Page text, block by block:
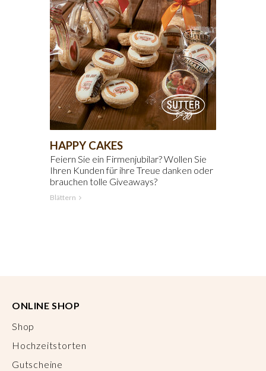
HAPPY CAKES
Feiern Sie ein Firmenjubilar? Wollen Sie
Ihren Kunden für ihre Treue danken oder
brauchen tolle Giveaways?
Blättern
ONLINE SHOP
Shop
Hochzeitstorten
Gutscheine